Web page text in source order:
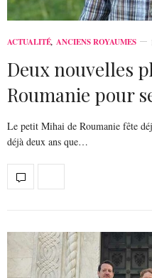
ACTUALITÉ, ANCIENS ROYAUMES
Deux nouvelles
Roumanie pour
Le petit Mihai de Roumanie fête
déjà deux ans que…